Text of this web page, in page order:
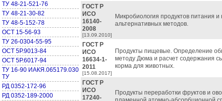
ТУ 48-21-521-76
ТУ 48-21-30-82
ТУ 48-5-152-78
ОСТ 15-56-93
ТУ 26-0304-55-95
ОСТ 5Р.9013-84
ОСТ 5Р.6017-94
ТУ 16-90 ИАКЯ.065179.030
ТУ
РД 0352-172-96
РД 0352-189-2000
ГОСТ Р
ИСО
16140-
2008
[13.09.2010]
Микробиология продуктов питания
альтернативных методов.
ГОСТ Р
ИСО
16634-1-
2011
[15.08.2017]
Продукты пищевые. Определение
методу Дюма и расчет содержания
корма для животных.
ГОСТ Р
ИСО
17240-
Продукты переработки фруктов и